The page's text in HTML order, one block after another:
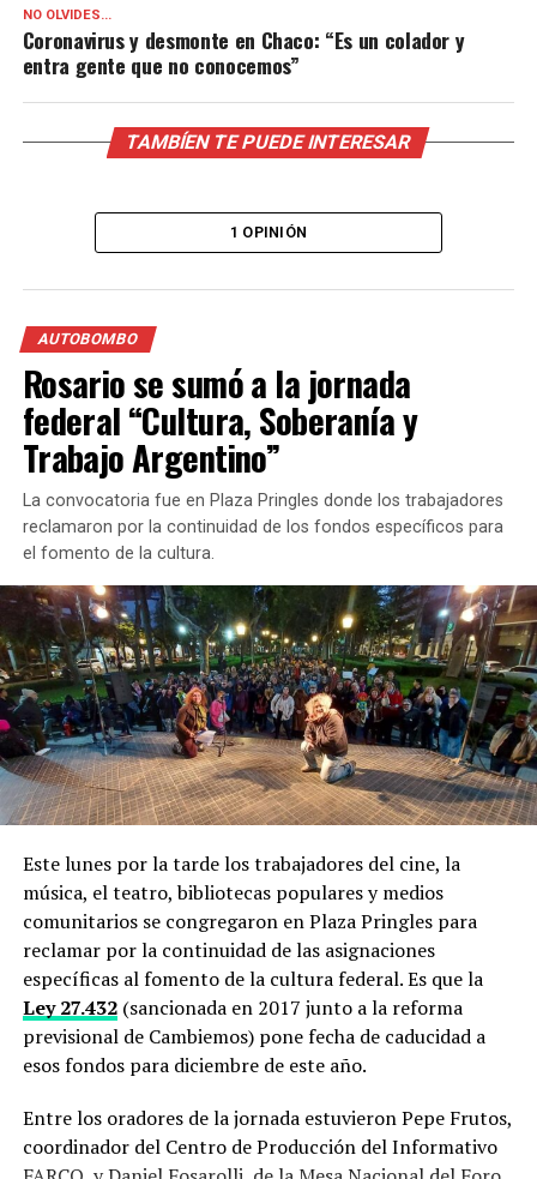
NO OLVIDES...
Coronavirus y desmonte en Chaco: “Es un colador y
entra gente que no conocemos”
TAMBÍEN TE PUEDE INTERESAR
1 OPINIÓN
AUTOBOMBO
Rosario se sumó a la jornada
federal “Cultura, Soberanía y
Trabajo Argentino”
La convocatoria fue en Plaza Pringles donde los trabajadores
reclamaron por la continuidad de los fondos específicos para
el fomento de la cultura.
Este lunes por la tarde los trabajadores del cine, la
música, el teatro, bibliotecas populares y medios
comunitarios se congregaron en Plaza Pringles para
reclamar por la continuidad de las asignaciones
específicas al fomento de la cultura federal. Es que la
Ley 27.432(sancionada en 2017 junto a la reforma
previsional de Cambiemos) pone fecha de caducidad a
esos fondos para diciembre de este año.
Entre los oradores de la jornada estuvieron Pepe Frutos,
coordinador del Centro de Producción del Informativo